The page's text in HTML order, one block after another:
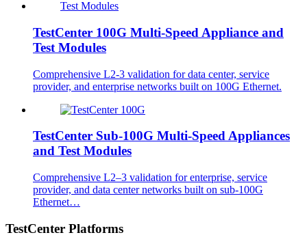
TestCenter 100G Multi-Speed Appliance and
Test Modules
Comprehensive L2-3 validation for data center, service
provider, and enterprise networks built on 100G Ethernet.
TestCenter Sub-100G Multi-Speed Appliances
and Test Modules
Comprehensive L2–3 validation for enterprise, service
provider, and data center networks built on sub-100G
Ethernet…
TestCenter Platforms